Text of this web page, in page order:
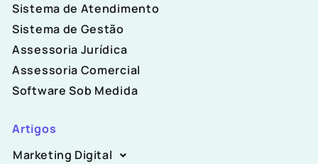
Sistema de Atendimento
Sistema de Gestão
Assessoria Jurídica
Assessoria Comercial
Software Sob Medida
Artigos
Marketing Digital